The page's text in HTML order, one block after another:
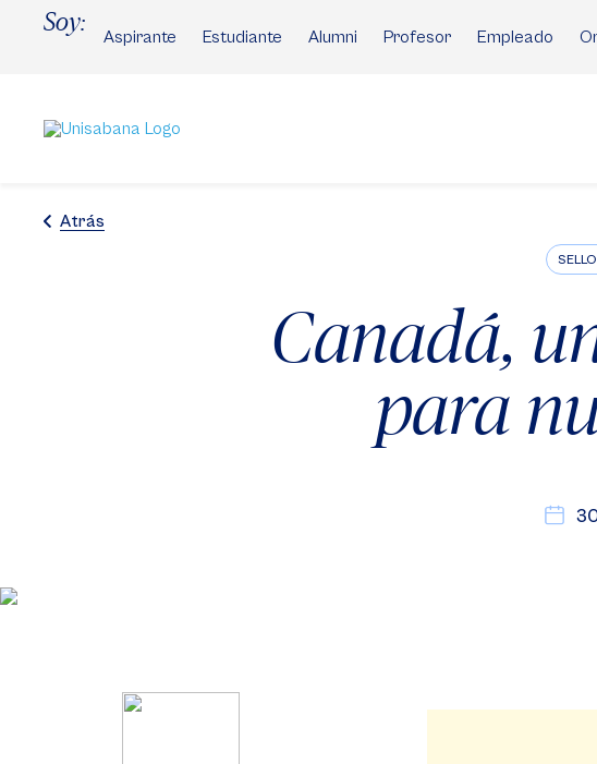
Soy:
Aspirante Estudiante Alumni Profesor Empleado
Atrás
Canadá,
para